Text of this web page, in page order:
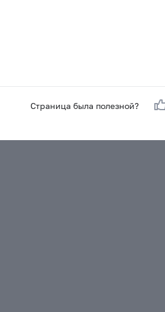
Страница была полезной?